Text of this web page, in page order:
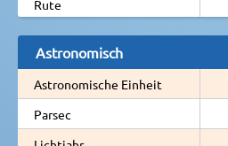
Rute
Astronomisch
Astronomische Einheit
Parsec